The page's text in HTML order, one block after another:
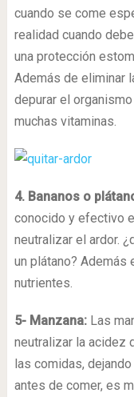
cuando se come
realidad cuando
una protección
Además de eliminar
depurar el
muchas vitaminas.
4. Bananos o
conocido y efectivo
neutralizar el ardor.
un plátano?
nutrientes.
5- Manzana: Las
neutralizar la acidez
las comidas,
antes de comer, es